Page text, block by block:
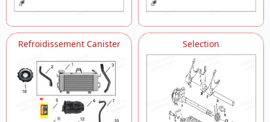
Refroidissement Canister Selection